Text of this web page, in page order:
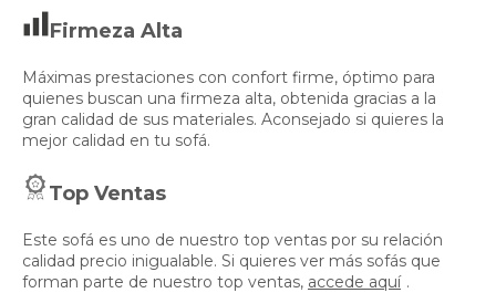
Firmeza Alta
Máximas prestaciones con confort firme, óptimo para
quienes buscan una firmeza alta, obtenida gracias a la
gran calidad de sus materiales. Aconsejado si quieres la
mejor calidad en tu sofá.
Top Ventas
Este sofá es uno de nuestro top ventas por su relación
calidad precio inigualable. Si quieres ver más sofás que
forman parte de nuestro top ventas, accede aquí .